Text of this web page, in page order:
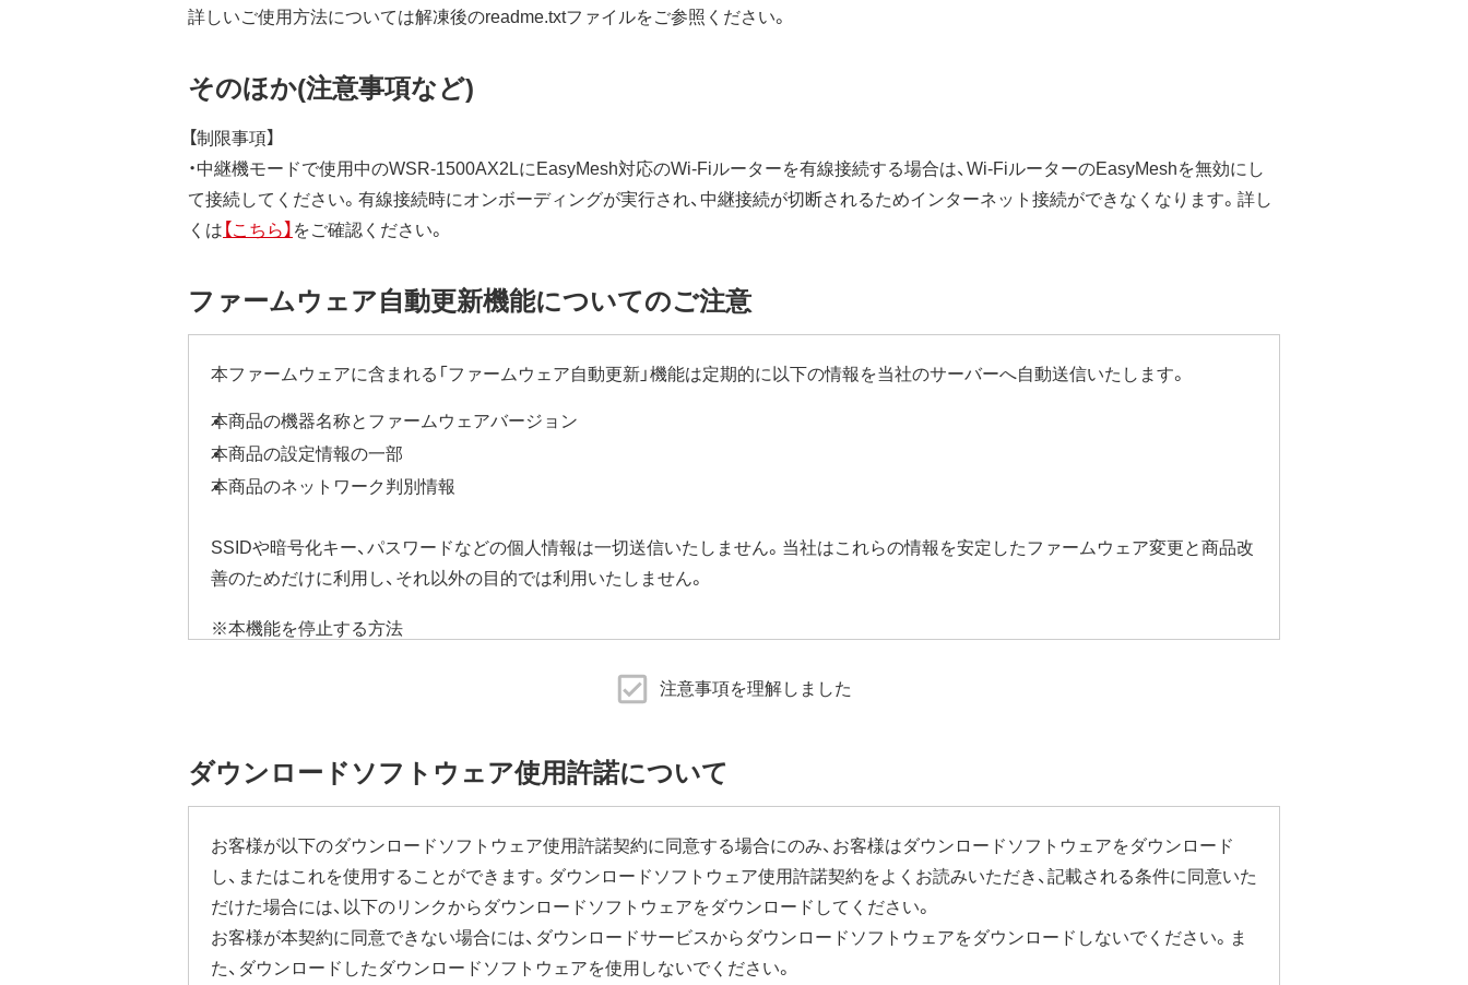
詳しいご使用方法については解凍後のreadme.txtファイルをご参照ください。
そのほか(注意事項など)
【制限事項】
・中継機モードで使用中のWSR-1500AX2LにEasyMesh対応のWi-Fiルーターを有線接続する場合は、Wi-FiルーターのEasyMeshを無効にし
て接続してください。有線接続時にオンボーディングが実行され、中継接続が切断されるためインターネット接続ができなくなります。詳し
くは【こちら】をご確認ください。
ファームウェア自動更新機能についてのご注意
本ファームウェアに含まれる「ファームウェア自動更新」機能は定期的に以下の情報を当社のサーバーへ自動送信いたします。
本商品の機器名称とファームウェアバージョン
本商品の設定情報の一部
本商品のネットワーク判別情報
SSIDや暗号化キー、パスワードなどの個人情報は一切送信いたしません。当社はこれらの情報を安定したファームウェア変更と商品改
善のためだけに利用し、それ以外の目的では利用いたしません。
※本機能を停止する方法
ていただき、[管理]-[ファームウェア更新]内の「ファームウェア自動更新機能」で"自動更新をしない"に変更することで停止いただけま
ださい。
ファームウェア自動更新中はインターネットに接続できなくなります。
従量制課金契約の場合は、ファームウェアダウンロードによる通信費用や、パケット通信量の超過による速度制限が発生することがあ
ります。発生した通信費用はお客様負担となります。
注意事項を理解しました
ダウンロードソフトウェア使用許諾について
お客様が以下のダウンロードソフトウェア使用許諾契約に同意する場合にのみ、お客様はダウンロードソフトウェアをダウンロード
し、またはこれを使用することができます。ダウンロードソフトウェア使用許諾契約をよくお読みいただき、記載される条件に同意いた
だけた場合には、以下のリンクからダウンロードソフトウェアをダウンロードしてください。
お客様が本契約に同意できない場合には、ダウンロードサービスからダウンロードソフトウェアをダウンロードしないでください。ま
た、ダウンロードしたダウンロードソフトウェアを使用しないでください。